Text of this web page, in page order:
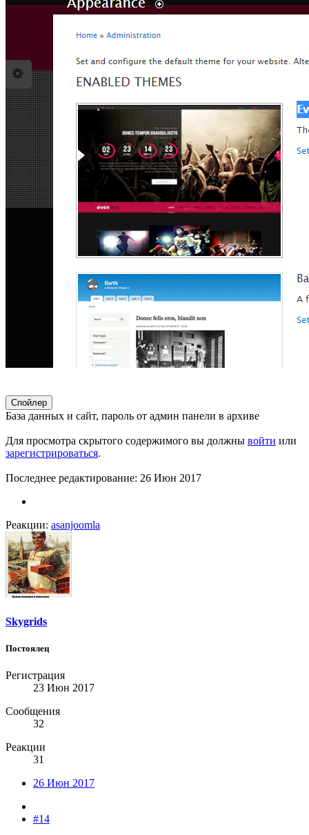
Спойлер
База данных и сайт, пароль от админ панели в архиве
Для просмотра скрытого содержимого вы должны войти или
зарегистрироваться.
Последнее редактирование: 26 Июн 2017
Реакции: asanjoomla
Skygrids
Постоялец
Регистрация
23 Июн 2017
Сообщения
32
Реакции
31
26 Июн 2017
#14